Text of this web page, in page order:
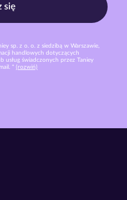
się
sp. z o. o. z siedzibą w Warszawie,
handlowych dotyczących
świadczonych przez Taniey
* (rozwiń)